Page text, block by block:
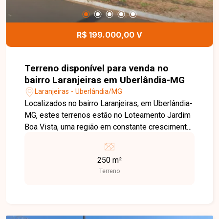
para conhecer este excelente espaço comercial.
R$ 199.000,00 V
Terreno disponível para venda no
bairro Laranjeiras em Uberlândia-MG
Laranjeiras - Uberlândia/MG
Localizados no bairro Laranjeiras, em Uberlândia-
MG, estes terrenos estão no Loteamento Jardim
Boa Vista, uma região em constante crescimento
empreendimento possui excelente localização,
com fácil acesso às principais vias, oferecendo
praticidade e grande potencial de valorização
250 m²
Terreno